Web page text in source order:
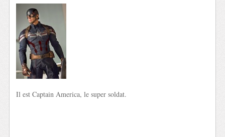
Il est Captain America, le super soldat.